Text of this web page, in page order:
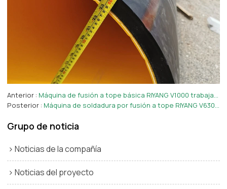
Anterior
Máquina de fusión a tope básica RIYANG V1000 trabajada en Perú
Posterior
Máquina de soldadura por fusión a tope RIYANG V630 trabajada en Argentina
Grupo de noticia
Noticias de la compañía
Noticias del proyecto